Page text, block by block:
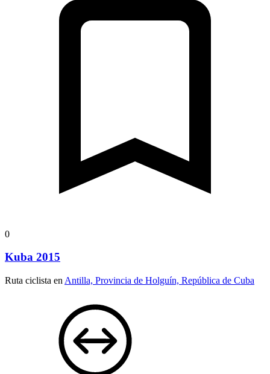
0
Kuba 2015
Ruta ciclista en Antilla, Provincia de Holguín, República de Cuba